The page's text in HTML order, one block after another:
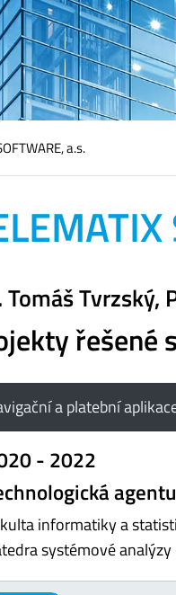
a.s.
Tomáš Tvrzský,
řešené
a platební
- 2022
informatiky a
systémové